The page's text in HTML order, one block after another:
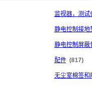
监视器，测试
静电控制接地
静电控制屏蔽
配件 (817)
无尘室棉签和